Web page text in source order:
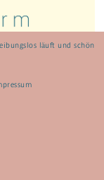
läuft und schön